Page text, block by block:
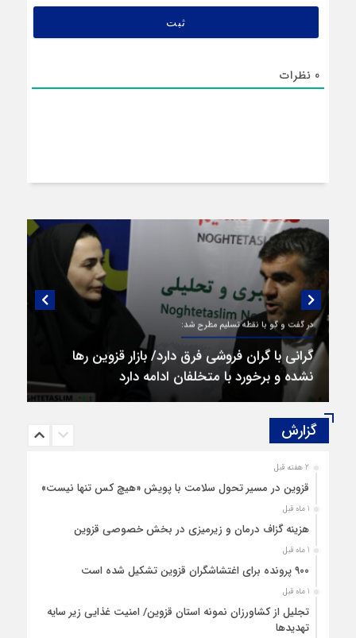
0 نظرات
در گفت و گو با نقطه تسلیم مطرح شد:
گرانی با گران‌ فروشی فرق دارد/ بازار قزوین رها
نشده و برخورد با متخلفان ادامه دارد
گزارش‌
2 هفته قبل
قزوین در مسیر تحول سلامت با پویش «هیچ‌ کس تنها نیست»
1 ماه قبل
هزینه‌ گزاف درمان و زیرمیزی در بخش خصوصی قزوین
1 ماه قبل
۹۰۰ پرونده برای اغتشاشگران قزوین تشکیل شده است
1 ماه قبل
تجلیل از کشاورزان نمونه استان قزوین/ امنیت غذایی زیر سایه
تهدیدها